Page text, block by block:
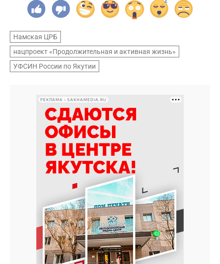
Намская ЦРБ
нацпроект «Продолжительная и активная жизнь»
УФСИН России по Якутии
РЕКЛАМА • SAKHAMEDIA.RU